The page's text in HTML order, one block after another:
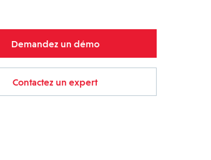
Demandez un démo
Contactez un expert